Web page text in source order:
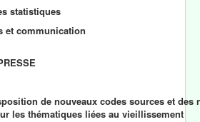
statistiques
et communication
de nouveaux codes sources et des
les thématiques liées au vieillissement